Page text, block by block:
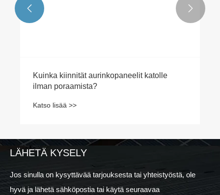
Kuinka kiinnität aurinkopaneelit katolle
ilman poraamista?
Katso lisää >>
 
LÄHETÄ KYSELY
Jos sinulla on kysyttävää tarjouksesta tai yhteistyöstä, ole
hyvä ja lähetä sähköpostia tai käytä seuraavaa